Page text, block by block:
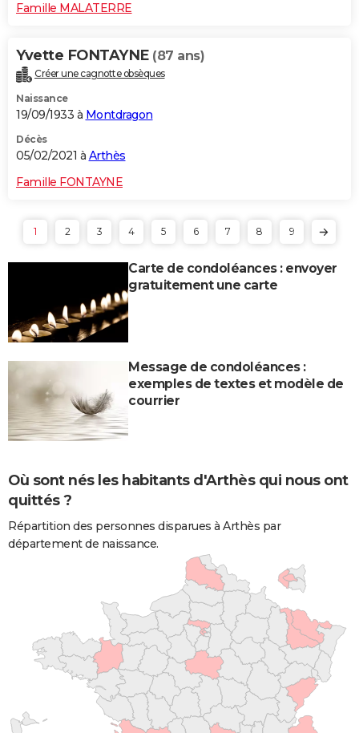
Famille MALATERRE
Yvette FONTAYNE (87 ans)
Créer une cagnotte obsèques
Naissance
19/09/1933 à Montdragon
Décès
05/02/2021 à Arthès
Famille FONTAYNE
1 2 3 4 5 6 7 8 9
Carte de condoléances : envoyer
gratuitement une carte
Message de condoléances :
exemples de textes et modèle de
courrier
Où sont nés les habitants d'Arthès qui nous ont
quittés ?
Répartition des personnes disparues à Arthès par
département de naissance.